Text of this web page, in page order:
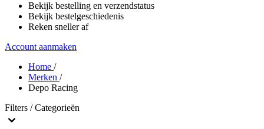
Bekijk bestelling en verzendstatus
Bekijk bestelgeschiedenis
Reken sneller af
Account aanmaken
Home /
Merken /
Depo Racing
Filters / Categorieën